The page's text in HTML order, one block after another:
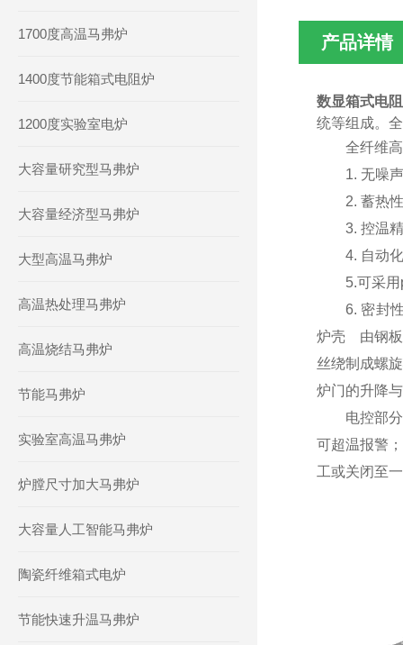
1700度高温马弗炉
1400度节能箱式电阻炉
1200度实验室电炉
大容量研究型马弗炉
大容量经济型马弗炉
大型高温马弗炉
高温热处理马弗炉
高温烧结马弗炉
节能马弗炉
实验室高温马弗炉
炉膛尺寸加大马弗炉
大容量人工智能马弗炉
陶瓷纤维箱式电炉
节能快速升温马弗炉
产品详情
数显箱式电
统等组成。
全纤维高
1. 无噪声
2. 蓄热性
3. 控温精
4. 自动化
5.可采用
6. 密封性
炉壳 由钢板
丝绕制成螺
炉门的升降
电控部分主
可超温报警
工或关闭至